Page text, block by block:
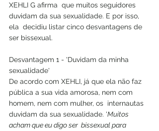
XEHLI G afirma  que muitos seguidores
duvidam da sua sexualidade. E por isso,
ela  decidiu listar cinco desvantagens de
ser bissexual.
Desvantagem 1 - 'Duvidam da minha
sexualidade'
De acordo com XEHLI, já que ela não faz
pública a sua vida amorosa, nem com
homem, nem com mulher, os  internautas
duvidam da sua sexualidade. 'Muitos
acham que eu digo ser  bissexual para